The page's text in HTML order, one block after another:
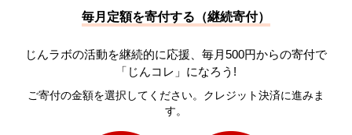
毎月定額を寄付する（継続寄付）
じんラボの活動を継続的に応援、毎月500円からの寄付で
「じんコレ」になろう!
ご寄付の金額を選択してください。クレジット決済に進みま
す。